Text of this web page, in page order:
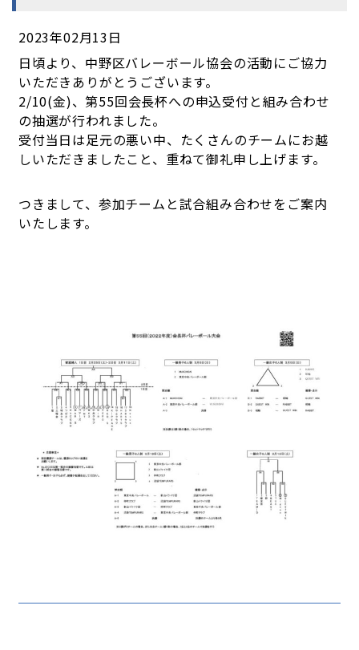
2023年02月13日
日頃より、中野区バレーボール協会の活動にご協力
いただきありがとうございます。
2/10(金)、第55回会長杯への申込受付と組み合わせ
の抽選が行われました。
受付当日は足元の悪い中、たくさんのチームにお越
しいただきましたこと、重ねて御礼申し上げます。
つきまして、参加チームと試合組み合わせをご案内
いたします。